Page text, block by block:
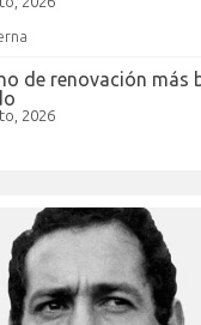
de renovación más
2026